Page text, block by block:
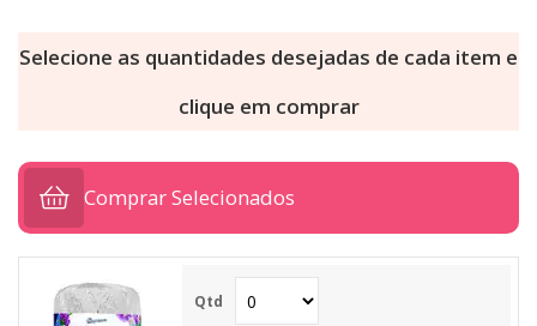
Selecione as quantidades desejadas de cada item e
clique em comprar
Comprar Selecionados